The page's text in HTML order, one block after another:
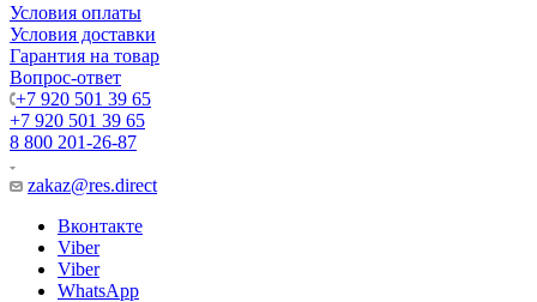
Условия оплаты
Условия доставки
Гарантия на товар
Вопрос-ответ
+7 920 501 39 65
+7 920 501 39 65
8 800 201-26-87
zakaz@res.direct
Вконтакте
Viber
Viber
WhatsApp